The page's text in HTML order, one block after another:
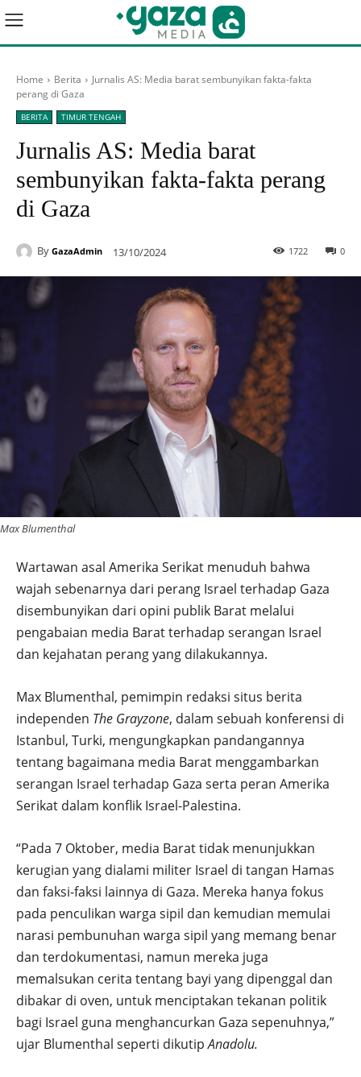
Home Berita
Jurnalis AS: Media barat sembunyikan fakta-fakta
perang di Gaza
BERITA TIMUR TENGAH
Jurnalis AS: Media barat
sembunyikan fakta-fakta perang
di Gaza
By GazaAdmin 13/10/2024 0
1722
Max Blumenthal
Wartawan asal Amerika Serikat menuduh bahwa
wajah sebenarnya dari perang Israel terhadap Gaza
disembunyikan dari opini publik Barat melalui
pengabaian media Barat terhadap serangan Israel
dan kejahatan perang yang dilakukannya.
Max Blumenthal, pemimpin redaksi situs berita
independen The Grayzone, dalam sebuah konferensi di
Istanbul, Turki, mengungkapkan pandangannya
tentang bagaimana media Barat menggambarkan
serangan Israel terhadap Gaza serta peran Amerika
Serikat dalam konflik Israel-Palestina.
“Pada 7 Oktober, media Barat tidak menunjukkan
kerugian yang dialami militer Israel di tangan Hamas
dan faksi-faksi lainnya di Gaza. Mereka hanya fokus
pada penculikan warga sipil dan kemudian memulai
narasi pembunuhan warga sipil yang memang benar
dan terdokumentasi, namun mereka juga
memalsukan cerita tentang bayi yang dipenggal dan
dibakar di oven, untuk menciptakan tekanan politik
bagi Israel guna menghancurkan Gaza sepenuhnya,”
ujar Blumenthal seperti dikutipAnadolu.